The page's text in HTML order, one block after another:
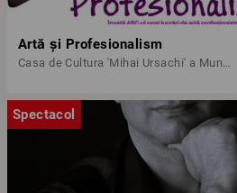
Artă și Profesionalism
Casa de Cultura 'Mihai Ursachi' a Municipiului Iasi
Spectacol